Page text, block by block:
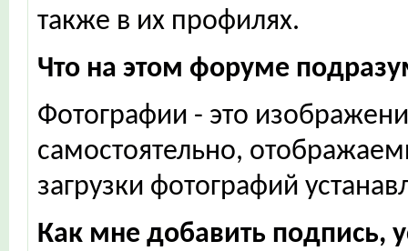
также в их профилях.
Что на этом форуме
Фотографии - это
самостоятельно,
загрузки фотографий
Как мне добавить подпись,